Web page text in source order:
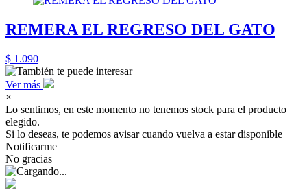
REMERA EL REGRESO DEL GATO
$ 1.090
Ver más
×
Lo sentimos, en este momento no tenemos stock para el producto
elegido.
Si lo deseas, te podemos avisar cuando vuelva a estar disponible
Notificarme
No gracias